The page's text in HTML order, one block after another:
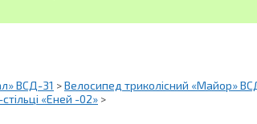
ВСД-31 >Велосипед триколісний «Майор»
«Еней -02» >